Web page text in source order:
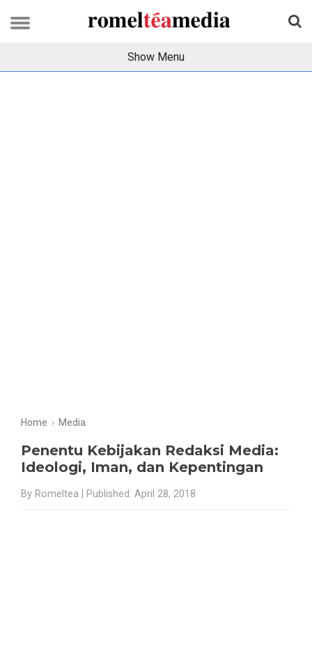
Show Menu
Home › Media
Penentu Kebijakan Redaksi Media:
Ideologi, Iman, dan Kepentingan
By Romeltea | Published: April 28, 2018